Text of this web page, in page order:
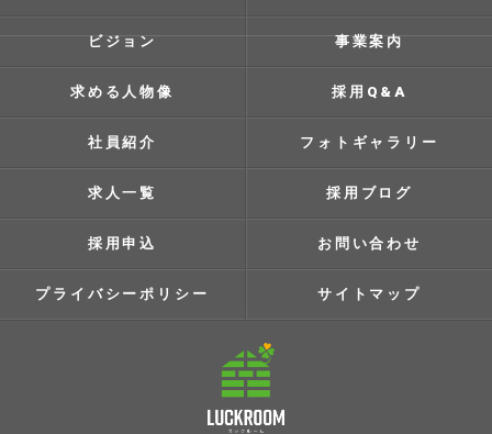
ビジョン 事業案内
求める人物像 採用Q&A
社員紹介 フォトギャラリー
求人一覧 採用ブログ
採用申込 お問い合わせ
プライバシーポリシー サイトマップ